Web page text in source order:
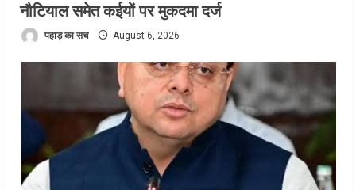
नौटियाल समेत कईयों पर मुकदमा दर्ज
पहाड़ का सच August 6, 2026